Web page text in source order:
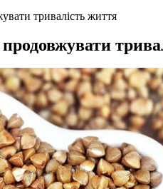
тривалість життя